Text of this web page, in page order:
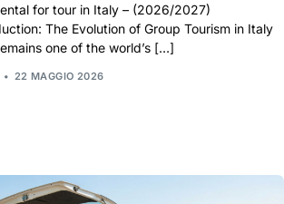
for tour in Italy – (2026/2027)
The Evolution of Group Tourism in Italy
one of the world’s […]
22 MAGGIO 2026